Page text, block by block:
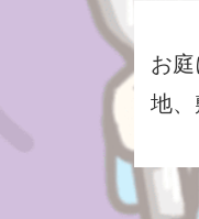
お
地、